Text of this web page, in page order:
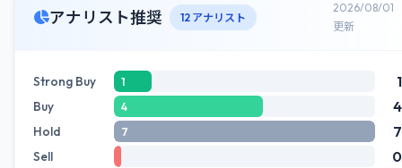
アナリスト推奨 12 アナリスト
2026/08/01
更新
Strong Buy 1 1
Buy 4 4
Hold 7 7
Sell 0